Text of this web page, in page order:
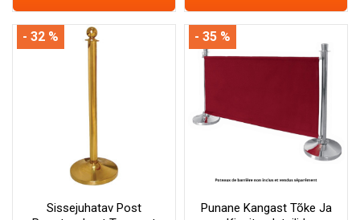
Sissejuhatav Post
- 32 %
Punane Kangast Tõke Ja
- 35 %